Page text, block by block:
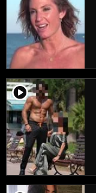
player2